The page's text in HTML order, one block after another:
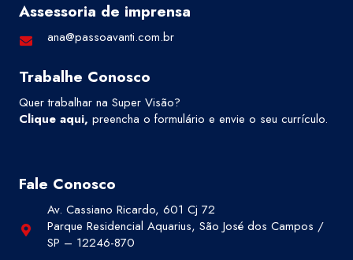
Assessoria de imprensa
ana@passoavanti.com.br
Trabalhe Conosco
Quer trabalhar na Super Visão?
Clique aqui, preencha o formulário e envie o seu currículo.
Fale Conosco
Av. Cassiano Ricardo, 601 Cj 72
Parque Residencial Aquarius, São José dos Campos /
SP – 12246-870